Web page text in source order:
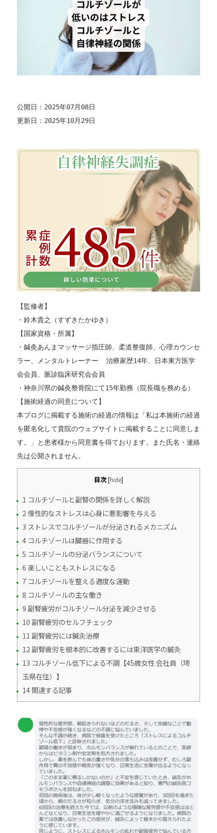
公開日：2025年07月08日
更新日：2025年10月29日
【監修者】
・鈴木貴之（すずきたかゆき）
【国家資格・所属】
・鍼灸あんまマッサージ指圧師、柔道整復師、心理カウンセ
ラー、メンタルトレーナー  治療家歴14年、日本東方医学
会会員、脈診臨床研究会会員
・神奈川県の鍼灸整骨院にて15年勤務（院長職を務める）
【施術経過の同意について】
本ブログに掲載する施術の経過の情報は「私は本施術の経過
を匿名化して貴院のウェブサイトに掲載することに同意しま
す。」と患者様から同意書を得ております。また氏名・連絡
先は公開されません。
目次[hide]
1 コルチゾールと副腎の関係を詳しく解説
2 慢性的なストレスは心身に悪影響を与える
3 ストレスでコルチゾールが分泌されるメカニズム
4 コルチゾールは臓器に作用する
5 コルチゾールの分泌バランスについて
6 楽しいこともストレスになる
7 コルチゾールを整える適度な運動
8 コルチゾールの主な働き
9 副腎疲労がコルチゾール分泌を減少させる
10 副腎疲労のセルフチェック
11 副腎疲労には鍼灸治療
12 副腎疲労を根本的に改善するには東洋医学の鍼灸
13 コルチゾール低下による不調【45歳女性 会社員（埼
玉県在住）】
14 関連する記事